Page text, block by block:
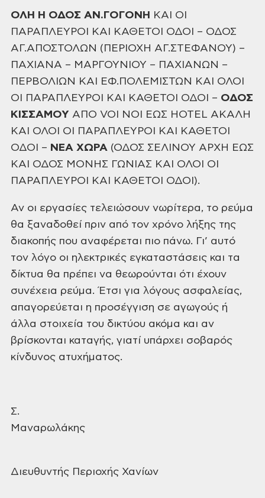
ΟΛΗ Η ΟΔΟΣ ΑΝ.ΓΟΓΟΝΗ
ΚΑΙ ΟΙ
ΠΑΡΑΠΛΕΥΡΟΙ ΚΑΙ ΚΑΘΕΤΟΙ ΟΔΟΙ – ΟΔΟΣ
ΑΓ.ΑΠΟΣΤΟΛΩΝ (ΠΕΡΙΟΧΗ ΑΓ.ΣΤΕΦΑΝΟΥ) –
ΠΑΧΙΑΝΑ – ΜΑΡΓΟΥΝΙΟΥ – ΠΑΧΙΑΝΩΝ –
ΠΕΡΒΟΛΙΩΝ ΚΑΙ ΕΦ.ΠΟΛΕΜΙΣΤΩΝ ΚΑΙ ΟΛΟΙ
ΟΙ
ΠΑΡΑΠΛΕΥΡΟΙ ΚΑΙ ΚΑΘΕΤΟΙ ΟΔΟΙ – ΟΔΟΣ
ΚΙΣΣΑΜΟΥ ΑΠΟ VOI
NOI ΕΩΣ HOTEL ΑΚΑΛΗ
ΚΑΙ ΟΛΟΙ ΟΙ
ΠΑΡΑΠΛΕΥΡΟΙ ΚΑΙ ΚΑΘΕΤΟΙ
ΟΔΟΙ – ΝΕΑ ΧΩΡΑ (ΟΔΟΣ ΣΕΛΙΝΟΥ ΑΡΧΗ ΕΩΣ
ΚΑΙ ΟΔΟΣ ΜΟΝΗΣ ΓΩΝΙΑΣ ΚΑΙ ΟΛΟΙ ΟΙ
ΠΑΡΑΠΛΕΥΡΟΙ ΚΑΙ ΚΑΘΕΤΟΙ ΟΔΟΙ).
Αν οι εργασίες τελειώσουν νωρίτερα, το ρεύμα
θα ξαναδοθεί πριν από τον χρόνο λήξης της
διακοπής που αναφέρεται πιο πάνω. Γι’ αυτό
τον λόγο οι ηλεκτρικές εγκαταστάσεις και τα
δίκτυα θα πρέπει να θεωρούνται ότι έχουν
συνέχεια ρεύμα. Έτσι για λόγους ασφαλείας,
απαγορεύεται η προσέγγιση σε αγωγούς ή
άλλα στοιχεία του δικτύου ακόμα και αν
βρίσκονται καταγής, γιατί υπάρχει σοβαρός
κίνδυνος ατυχήματος.
Σ.
Διευθυντής Περιοχής Χανίων